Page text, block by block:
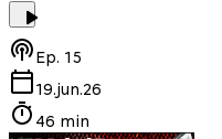
Ep. 15
19.jun.26
46 min